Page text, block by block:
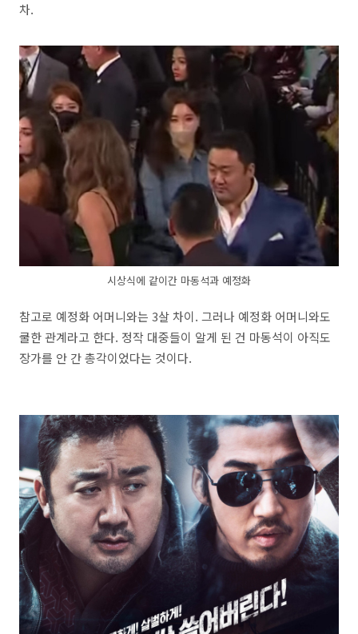
차.
시상식에 같이간 마동석과 예정화
참고로 예정화 어머니와는 3살 차이. 그러나 예정화 어머니와도
쿨한 관계라고 한다. 정작 대중들이 알게 된 건 마동석이 아직도
장가를 안 간 총각이었다는 것이다.